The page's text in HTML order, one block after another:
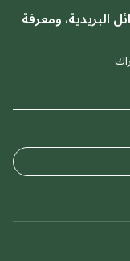
البريدية، ومعرفة